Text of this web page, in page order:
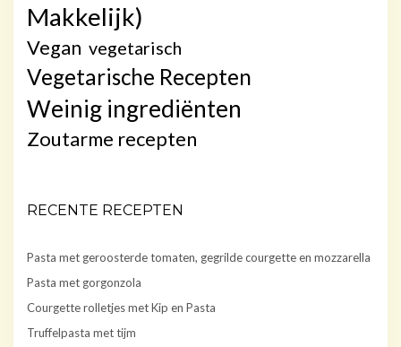
Makkelijk)
Vegan vegetarisch
Vegetarische Recepten
Weinig ingrediënten
Zoutarme recepten
RECENTE RECEPTEN
Pasta met geroosterde tomaten, gegrilde courgette en mozzarella
Pasta met gorgonzola
Courgette rolletjes met Kip en Pasta
Truffelpasta met tijm